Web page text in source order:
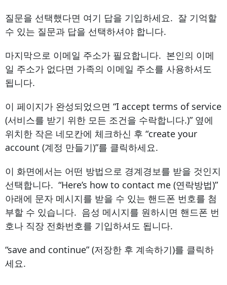
질문을 선택했다면 여기 답을 기입하세요. 잘 기억할
수 있는 질문과 답을 선택하셔야 합니다.
마지막으로 이메일 주소가 필요합니다. 본인의 이메
일 주소가 없다면 가족의 이메일 주소를 사용하셔도
됩니다.
이 페이지가 완성되었으면 “I accept terms of service
(서비스를 받기 위한 모든 조건을 수락합니다.)” 옆에
위치한 작은 네모칸에 체크하신 후 “create your
account (계정 만들기)”를 클릭하세요.
이 화면에서는 어떤 방법으로 경계경보를 받을 것인지
선택합니다. “Here’s how to contact me (연락방법)”
아래에 문자 메시지를 받을 수 있는 핸드폰 번호를 첨
부할 수 있습니다. 음성 메시지를 원하시면 핸드폰 번
호나 직장 전화번호를 기입하셔도 됩니다.
“save and continue” (저장한 후 계속하기)를 클릭하
세요.